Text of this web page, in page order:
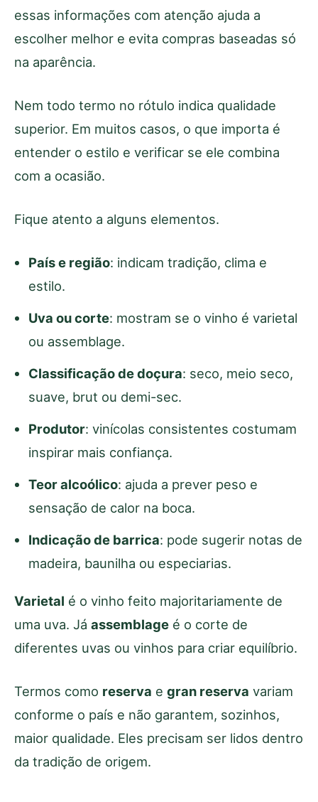
essas informações com atenção ajuda a
escolher melhor e evita compras baseadas só
na aparência.
Nem todo termo no rótulo indica qualidade
superior. Em muitos casos, o que importa é
entender o estilo e verificar se ele combina
com a ocasião.
Fique atento a alguns elementos.
País e região: indicam tradição, clima e
estilo.
Uva ou corte: mostram se o vinho é varietal
ou assemblage.
Classificação de doçura: seco, meio seco,
suave, brut ou demi-sec.
Produtor: vinícolas consistentes costumam
inspirar mais confiança.
Teor alcoólico: ajuda a prever peso e
sensação de calor na boca.
Indicação de barrica: pode sugerir notas de
madeira, baunilha ou especiarias.
Varietal é o vinho feito majoritariamente de
uma uva. Já assemblage é o corte de
diferentes uvas ou vinhos para criar equilíbrio.
Termos como reserva e gran reserva variam
conforme o país e não garantem, sozinhos,
maior qualidade. Eles precisam ser lidos dentro
da tradição de origem.